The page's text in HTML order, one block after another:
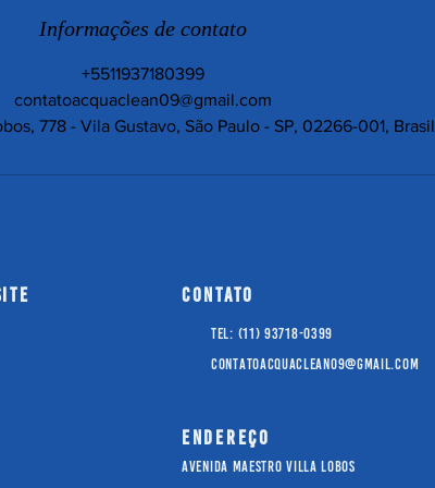
Informações de contato
+5511937180399
contatoacquaclean09@gmail.com
778 - Vila Gustavo, São Paulo - SP, 02266-001, Brasil
CONTATO
Tel: (11) 93718-0399
contatoacquaclean09@gmail.com
ENDEREÇO
Avenida Maestro Villa Lobos